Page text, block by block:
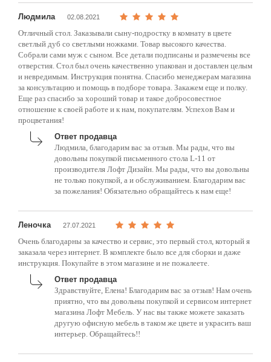
Людмила 02.08.2021
Отличный стол. Заказывали сыну-подростку в комнату в цвете
светлый дуб со светлыми ножками. Товар высокого качества.
Собрали сами муж с сыном. Все детали подписаны и размечены все
отверстия. Стол был очень качественно упакован и доставлен целым
и невредимым. Инструкция понятна. Спасибо менеджерам магазина
за консультацию и помощь в подборе товара. Закажем еще и полку.
Еще раз спасибо за хороший товар и такое добросовестное
отношение к своей работе и к нам, покупателям. Успехов Вам и
процветания!
Ответ продавца
Людмила, благодарим вас за отзыв. Мы рады, что вы
довольны покупкой письменного стола L-11 от
производителя Лофт Дизайн. Мы рады, что вы довольны
не только покупкой, а и обслуживанием. Благодарим вас
за пожелания! Обязательно обращайтесь к нам еще!
Леночка 27.07.2021
Очень благодарны за качество и сервис, это первый стол, который я
заказала через интернет. В комплекте было все для сборки и даже
инструкция. Покупайте в этом магазине и не пожалеете.
Ответ продавца
Здравствуйте, Елена! Благодарим вас за отзыв! Нам очень
приятно, что вы довольны покупкой и сервисом интернет
магазина Лофт Мебель. У нас вы также можете заказать
другую офисную мебель в таком же цвете и украсить ваш
интерьер. Обращайтесь!!